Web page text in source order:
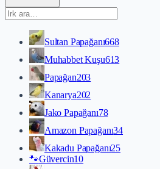
Sultan Papağanı668
Muhabbet Kuşu613
Papağan203
Kanarya202
Jako Papağanı78
Amazon Papağanı34
Kakadu Papağanı25
🐾Güvercin10